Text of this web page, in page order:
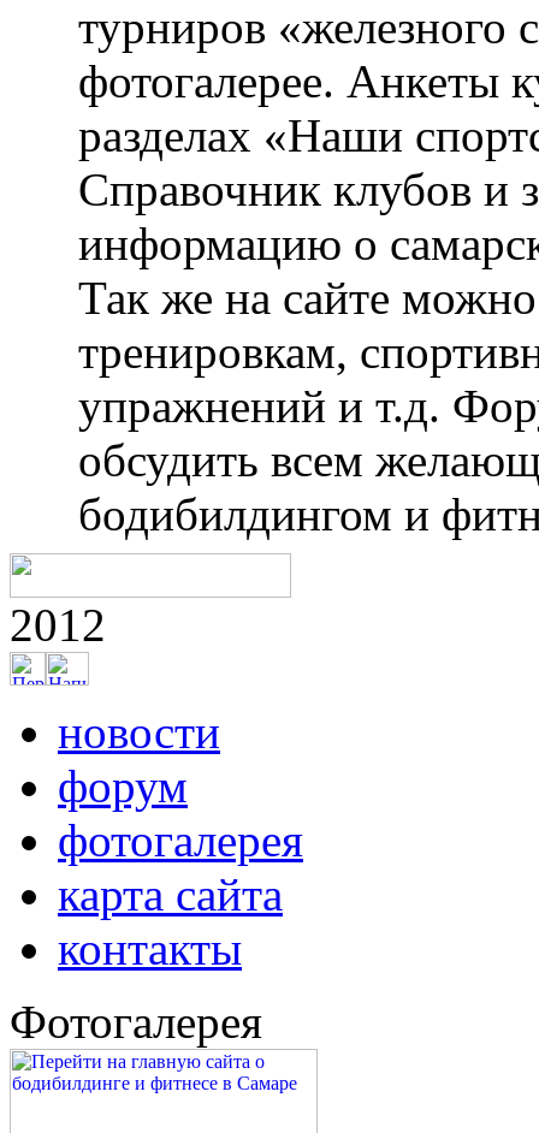
турниров «железного
фотогалерее. Анкеты
разделах «Наши
Справочник клубов и
информацию о
Так же на сайте
тренировкам,
упражнений и т.д.
обсудить всем
бодибилдингом и
2012
новости
форум
фотогалерея
карта сайта
контакты
Фотогалерея